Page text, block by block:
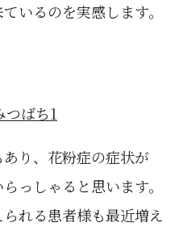
いるのを実感します。
り、花粉症の症状が
っしゃると思います。
れる患者様も最近増え